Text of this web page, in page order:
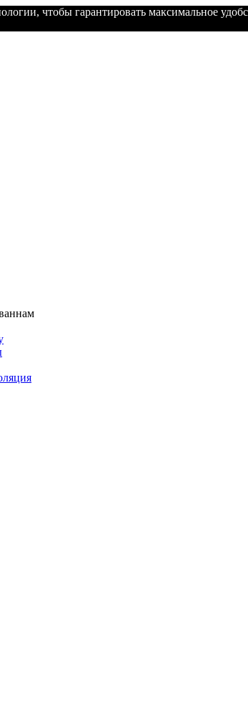
чтобы гарантировать максимальное